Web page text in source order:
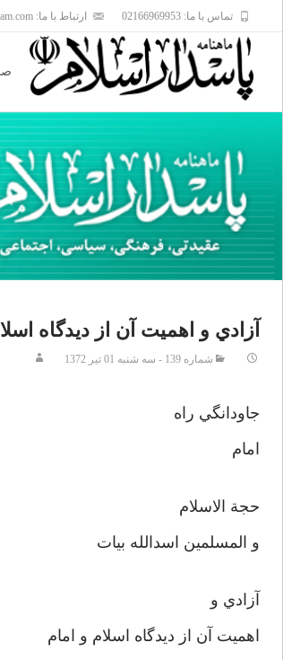
تماس با ما: 02166969953 ارتباط با ما: info[at]pasdareeslam.com
آزادي و اهميت آن از ديدگاه
شماره 139 - سه شنبه 01 تير 1372
جاودانگي راه
امام
حجة الاسلام
و المسلمين اسدالله بيات
آزادي و
اهميت آن از ديدگاه اسلام و امام